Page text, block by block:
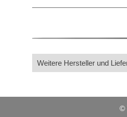
Weitere Hersteller und
©